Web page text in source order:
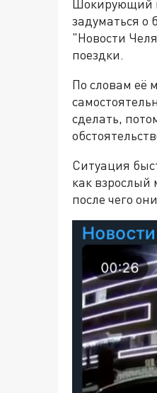
Шокирующий
задуматься о
"Новости
поездки.
По словам её
сделать,
Ситуация
как
после чего